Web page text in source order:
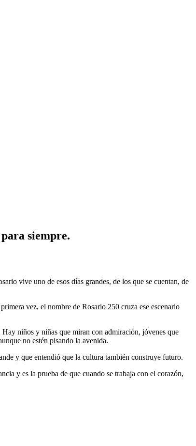
siempre.
vive uno de esos días grandes, de los que se cuentan, de
vez, el nombre de Rosario 250 cruza ese escenario
niños y niñas que miran con admiración, jóvenes que
no estén pisando la avenida.
y que entendió que la cultura también construye futuro.
y es la prueba de que cuando se trabaja con el corazón,